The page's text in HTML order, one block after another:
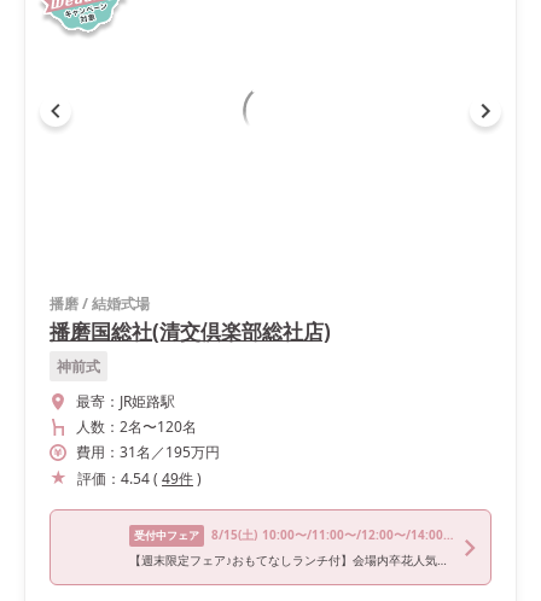
播磨/結婚式場
播磨国総社(清交倶楽部総社店)
神前式
最寄： JR姫路駅
人数： 2名〜120名
費用： 31名 ／195万円
評価： 4.54( 49件)
受付中フェア 8/15(土) 10:00〜/11:00〜/12:00〜/14:00〜/15:00〜
【週末限定フェア♪おもてなしランチ付】会場内卒花人気No1